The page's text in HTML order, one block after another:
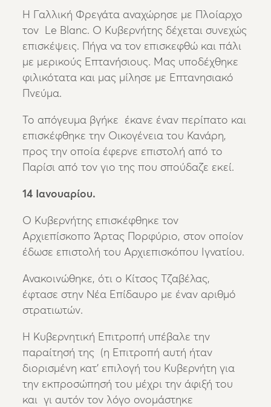
Η Γαλλική Φρεγάτα αναχώρησε με Πλοίαρχο
τον Le Blanc. Ο Κυβερνήτης δέχεται συνεχώς
επισκέψεις. Πήγα να τον επισκεφθώ και πάλι
με μερικούς Επτανήσιους. Μας υποδέχθηκε
φιλικότατα και μας μίλησε με Επτανησιακό
Πνεύμα.
Το απόγευμα βγήκε έκανε έναν περίπατο και
επισκέφθηκε την Οικογένεια του Κανάρη,
προς την οποία έφερνε επιστολή από το
Παρίσι από τον γιο της που σπούδαζε εκεί.
14 Ιανουαρίου.
Ο Κυβερνήτης επισκέφθηκε τον
Αρχιεπίσκοπο Άρτας Πορφύριο, στον οποίον
έδωσε επιστολή του Αρχιεπισκόπου Ιγνατίου.
Ανακοινώθηκε, ότι ο Κίτσος Τζαβέλας,
έφτασε στην Νέα Επίδαυρο με έναν αριθμό
στρατιωτών.
Η Κυβερνητική Επιτροπή υπέβαλε την
παραίτησή της (η Επιτροπή αυτή ήταν
διορισμένη κατ’ επιλογή του Κυβερνήτη για
την εκπροσώπησή του μέχρι την άφιξή του
και γι αυτόν τον λόγο ονομάστηκε